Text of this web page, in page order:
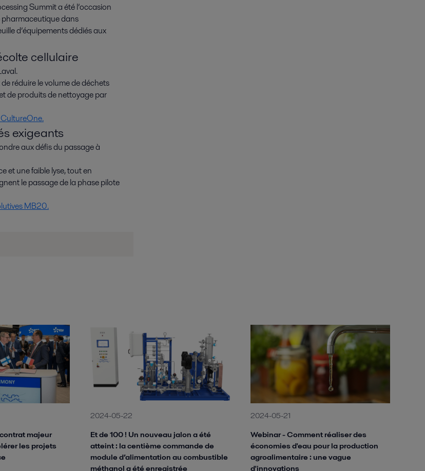
Summit a été l’occasion
pharmaceutique dans
d’équipements dédiés aux
cellulaire
réduire le volume de déchets
de produits de nettoyage par
.
exigeants
aux défis du passage à
et une faible lyse, tout en
le passage de la phase pilote
MB20.
majeur
les projets
2024-05-22
Et de 100 ! Un nouveau jalon a été
atteint : la centième commande de
module d’alimentation au combustible
méthanol a été enregistrée
2024-05-21
Webinar - Comment réaliser des
économies d'eau pour la production
agroalimentaire : une vague
d'innovations